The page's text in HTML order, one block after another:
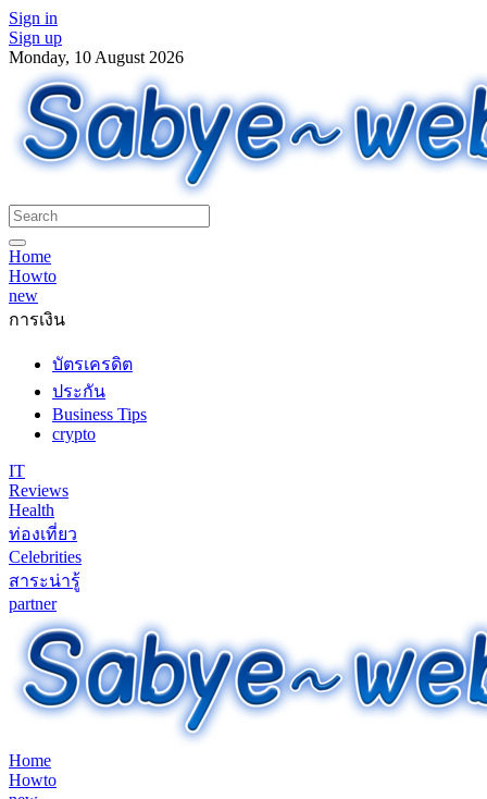
Sign in
Sign up
Monday, 10 August 2026
Home
Howto
new
การเงิน
บัตรเครดิต
ประกัน
Business Tips
crypto
IT
Reviews
Health
ท่องเที่ยว
Celebrities
สาระน่ารู้
partner
Home
Howto